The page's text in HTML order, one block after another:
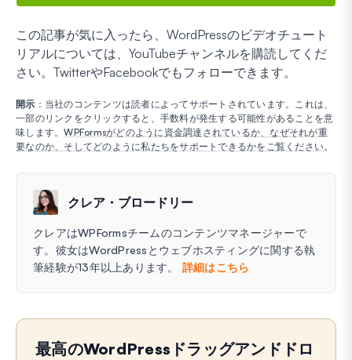
この記事が気に入ったら、WordPressのビデオチュート
リアルについては、YouTubeチャンネルを購読してくだ
さい。TwitterやFacebookでもフォローできます。
開示 ：当社のコンテンツは読者によってサポートされています。これは、
一部のリンクをクリックすると、手数料が発生する可能性があることを意
味します。WPFormsがどのように資金調達されているか、なぜそれが重
要なのか、そしてどのように私たちをサポートできるかをご覧ください。
クレア・ブロードリー
クレアはWPFormsチームのコンテンツマネージャーで
す。彼女はWordPressとウェブホスティングに関する執
筆経験が13年以上あります。 詳細はこちら
最高のWordPressドラッグアンドドロ